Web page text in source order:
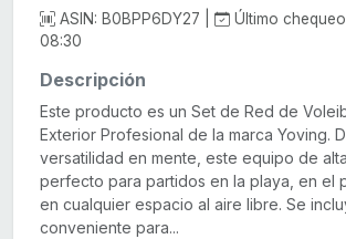
ASIN: B0BPP6DY27 |
Último
08:30
Descripción
Este producto es un Set de Red de
Exterior Profesional de la marca Yoving.
versatilidad en mente, este equipo de
perfecto para partidos en la playa, en el
en cualquier espacio al aire libre. Se
conveniente para...